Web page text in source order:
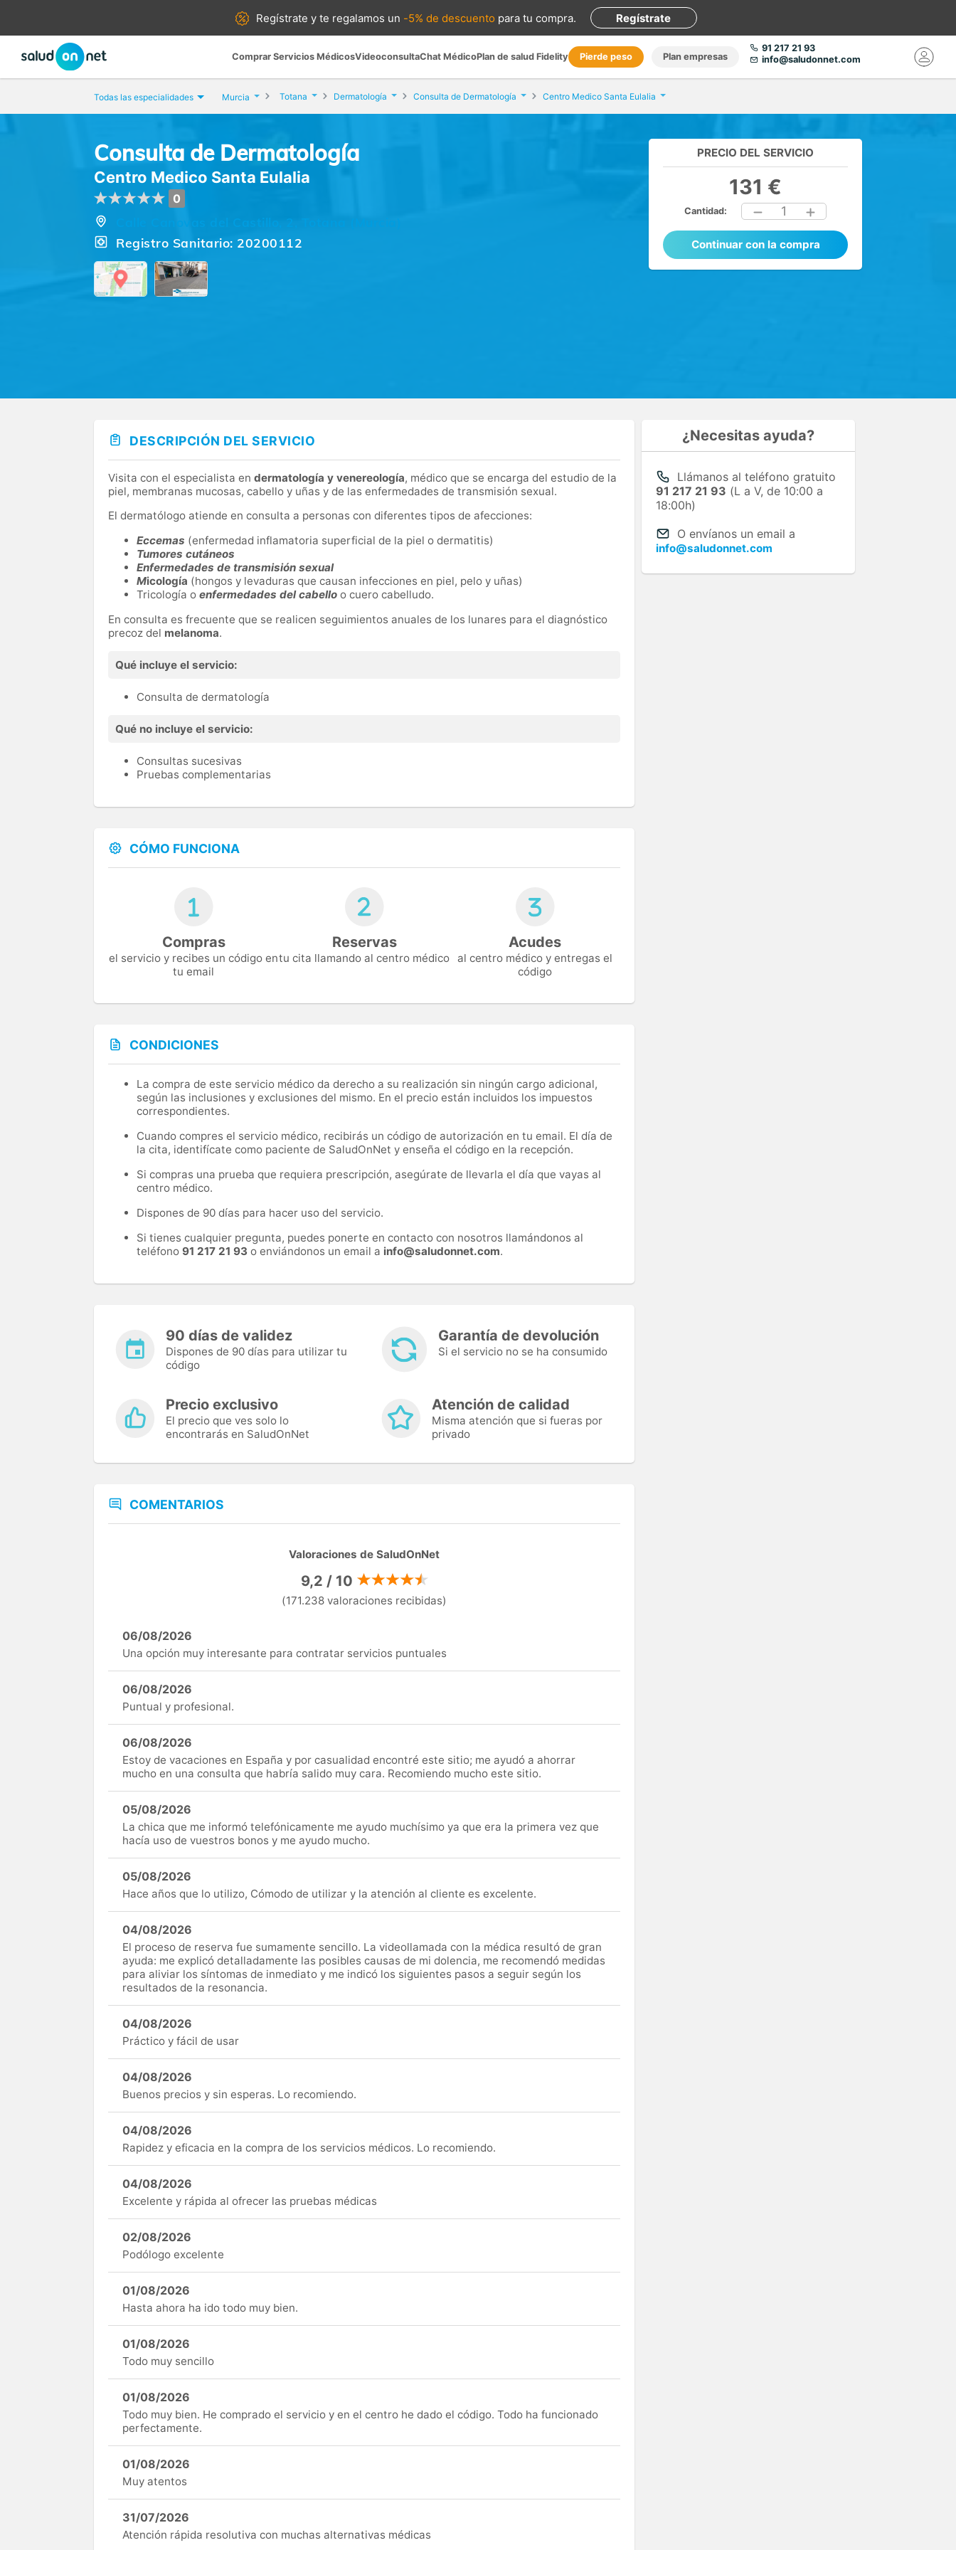
Regístrate yte regalamos un -5% de descuento para tu compra. Regístrate
Comprar Servicios MédicosVideoconsultaChat MédicoPlan de salud Fidelity Pierde peso Plan empresas
91 217 21 93
info@saludonnet.com
Todas las especialidades Murcia Totana Dermatología Consulta de Dermatología Centro Medico Santa Eulalia
Consulta de Dermatología
Centro Medico Santa Eulalia
0
Registro Sanitario: 20200112
PRECIO DEL SERVICIO
131 €
Cantidad: 1
Continuar con la compra
DESCRIPCIÓN DEL SERVICIO
Visita con el especialista en dermatología y venereología, médico que se encarga del estudio de la
piel, membranas mucosas, cabello y uñas y de las enfermedades de transmisión sexual.
El dermatólogo atiende en consulta a personas con diferentes tipos de afecciones:
Eccemas (enfermedad inflamatoria superficial de la piel o dermatitis)
Tumores cutáneos
Enfermedades de transmisión sexual
Micología (hongos y levaduras que causan infecciones en piel, pelo y uñas)
Tricología o enfermedades del cabello o cuero cabelludo.
En consulta es frecuente que se realicen seguimientos anuales de los lunares para el diagnóstico
precoz del melanoma.
Qué incluye el servicio:
Consulta de dermatología
Qué no incluye el servicio:
Consultas sucesivas
Pruebas complementarias
CÓMO FUNCIONA
Compras
el servicio y recibes un código en
tu email
Reservas
tu cita llamando al centro médico
Acudes
al centro médico y entregas el
código
CONDICIONES
La compra de este servicio médico da derecho a su realización sin ningún cargo adicional,
según las inclusiones y exclusiones del mismo. En el precio están incluidos los impuestos
correspondientes.
Cuando compres el servicio médico, recibirás un código de autorización en tu email. El día de
la cita, identifícate como paciente de SaludOnNet y enseña el código en la recepción.
Si compras una prueba que requiera prescripción, asegúrate de llevarla el día que vayas al
centro médico.
Dispones de 90 días para hacer uso del servicio.
Si tienes cualquier pregunta, puedes ponerte en contacto con nosotros llamándonos al
teléfono 91 217 21 93 o enviándonos un email a info@saludonnet.com.
90 días de validez
Dispones de 90 días para utilizar tu
código
Garantía de devolución
Si el servicio no se ha consumido
Precio exclusivo
El precio que ves solo lo
encontrarás en SaludOnNet
Atención de calidad
Misma atención que si fueras por
privado
COMENTARIOS
Valoraciones de SaludOnNet
9,2 / 10
(171.238 valoraciones recibidas)
06/08/2026
Una opción muy interesante para contratar servicios puntuales
06/08/2026
Puntual y profesional.
06/08/2026
Estoy de vacaciones en España y por casualidad encontré este sitio; me ayudó a ahorrar
mucho en una consulta que habría salido muy cara. Recomiendo mucho este sitio.
05/08/2026
La chica que me informó telefónicamente me ayudo muchísimo ya que era la primera vez que
hacía uso de vuestros bonos y me ayudo mucho.
05/08/2026
Hace años que lo utilizo, Cómodo de utilizar y la atención al cliente es excelente.
04/08/2026
El proceso de reserva fue sumamente sencillo. La videollamada con la médica resultó de gran
ayuda: me explicó detalladamente las posibles causas de mi dolencia, me recomendó medidas
para aliviar los síntomas de inmediato y me indicó los siguientes pasos a seguir según los
resultados de la resonancia.
04/08/2026
Práctico y fácil de usar
04/08/2026
Buenos precios y sin esperas. Lo recomiendo.
04/08/2026
Rapidez y eficacia en la compra de los servicios médicos. Lo recomiendo.
04/08/2026
Excelente y rápida al ofrecer las pruebas médicas
02/08/2026
Podólogo excelente
01/08/2026
Hasta ahora ha ido todo muy bien.
01/08/2026
Todo muy sencillo
01/08/2026
Todo muy bien. He comprado el servicio y en el centro he dado el código. Todo ha funcionado
perfectamente.
01/08/2026
Muy atentos
31/07/2026
Atención rápida resolutiva con muchas alternativas médicas
¿Necesitas ayuda?
Llámanos al teléfono gratuito
91 217 21 93 (L a V, de 10:00 a
18:00h)
O envíanos un email a
info@saludonnet.com